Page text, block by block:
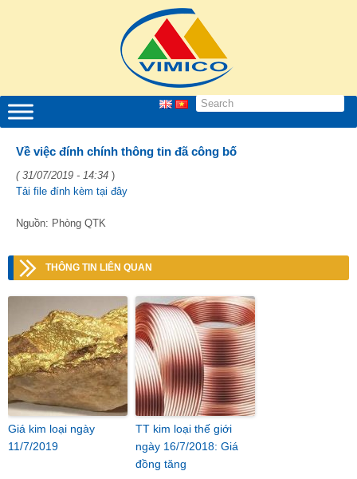
Về việc đính chính thông tin đã công bố
( 31/07/2019 - 14:34 )
Tải file đính kèm tại đây
Nguồn: Phòng QTK
THÔNG TIN LIÊN QUAN
Giá kim loại ngày
11/7/2019
TT kim loại thế giới
ngày 16/7/2018: Giá
đồng tăng